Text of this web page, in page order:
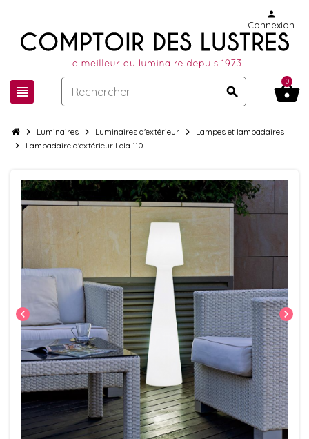
view_headline search
person
Connexion
shopping_basket
0
chevron_right Luminaires chevron_right Luminaires d'extérieur chevron_right Lampes et lampadaires
chevron_right Lampadaire d'extérieur Lola 110
chevron_left chevron_right